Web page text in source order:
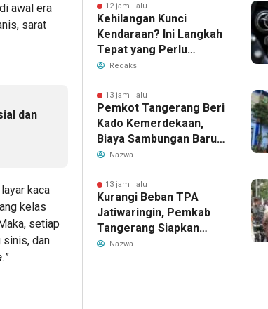
awal era
sarat
dan
kaca
kelas
setiap
sinis, dan
”
12 jam lalu
Kehilangan Kunci
Kendaraan? Ini Langkah
Tepat yang Perlu
Dilakukan
Redaksi
13 jam lalu
Pemkot Tangerang Beri
Kado Kemerdekaan,
Biaya Sambungan Baru
Air Bersih Dipangkas
Nazwa
13 jam lalu
Kurangi Beban TPA
Jatiwaringin, Pemkab
Tangerang Siapkan
TPS3R Baru di Tigaraksa
Nazwa